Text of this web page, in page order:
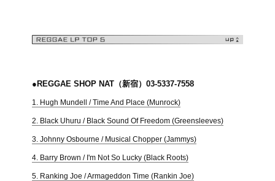
●REGGAE SHOP NAT（新宿）03-5337-7558
1. Hugh Mundell / Time And Place (Munrock)
2. Black Uhuru / Black Sound Of Freedom (Greensleeves)
3. Johnny Osbourne / Musical Chopper (Jammys)
4. Barry Brown / I'm Not So Lucky (Black Roots)
5. Ranking Joe / Armageddon Time (Rankin Joe)